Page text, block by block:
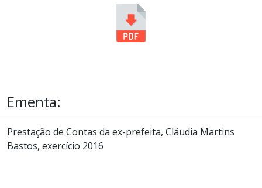
Ementa:
Prestação de Contas da ex-prefeita, Cláudia Martins
Bastos, exercício 2016